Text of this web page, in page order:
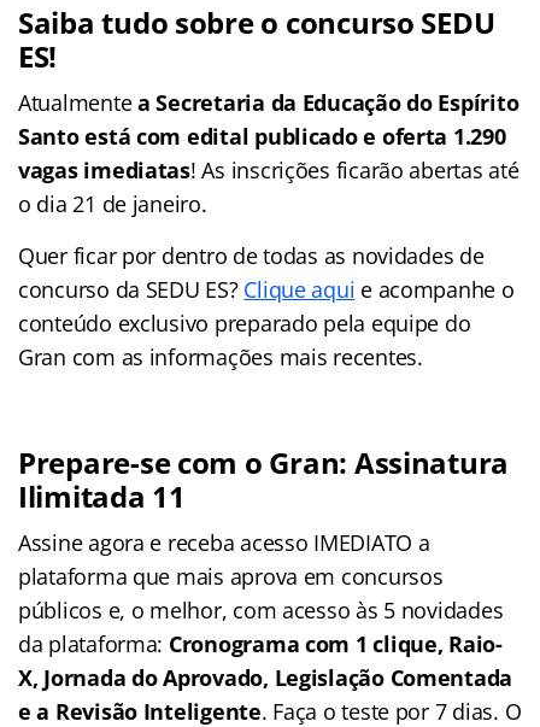
Saiba tudo sobre o concurso SEDU
ES!
Atualmentea Secretaria da Educação do Espírito
Santo está com edital publicado e oferta 1.290
vagas imediatas! As inscrições ficarão abertas até
o dia 21 de janeiro.
Quer ficar por dentro de todas as novidades de
concurso da SEDU ES? Clique aqui e acompanhe o
conteúdo exclusivo preparado pela equipe do
Gran com as informações mais recentes.
Prepare-se com o Gran: Assinatura
Ilimitada 11
Assine agora e receba acesso IMEDIATO a
plataforma que mais aprova em concursos
públicos e, o melhor, com acesso às 5 novidades
da plataforma: Cronograma com 1 clique, Raio-
X, Jornada do Aprovado, Legislação Comentada
e a Revisão Inteligente. Faça o teste por 7 dias. O